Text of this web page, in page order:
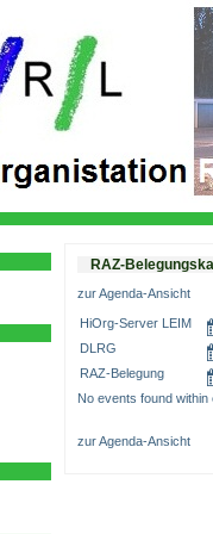
RAZ-
zur Agenda-Ansicht
HiOrg-Server LEIM
DLRG
RAZ-Belegung
No events found within
zur Agenda-Ansicht